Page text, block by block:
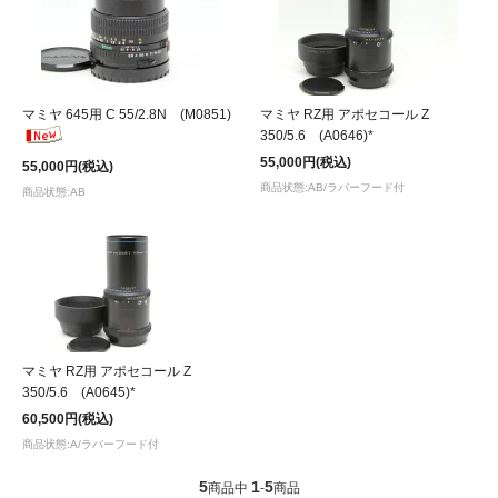
マミヤ 645用 C 55/2.8N (M0851)
55,000円(税込)
商品状態:AB
マミヤ RZ用 アポセコール Z
350/5.6 (A0646)*
55,000円(税込)
商品状態:AB/ラバーフード付
マミヤ RZ用 アポセコール Z
350/5.6 (A0645)*
60,500円(税込)
商品状態:A/ラバーフード付
5商品中 1-5商品